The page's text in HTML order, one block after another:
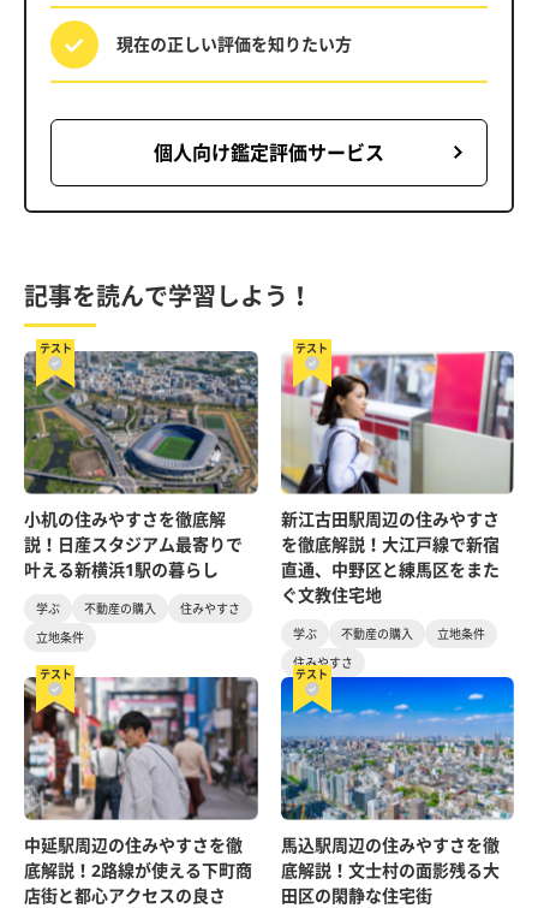
現在の正しい評価を知りたい方
個人向け鑑定評価サービス
記事を読んで学習しよう！
テスト
小机の住みやすさを徹底解
説！日産スタジアム最寄りで
叶える新横浜1駅の暮らし
学ぶ 不動産の購入
住みやすさ
立地条件
テスト
新江古田駅周辺の住みやすさ
を徹底解説！大江戸線で新宿
直通、中野区と練馬区をまた
ぐ文教住宅地
学ぶ 不動産の購入
立地条件
住みやすさ
テスト
中延駅周辺の住みやすさを徹
底解説！2路線が使える下町商
店街と都心アクセスの良さ
テスト
馬込駅周辺の住みやすさを徹
底解説！文士村の面影残る大
田区の閑静な住宅街